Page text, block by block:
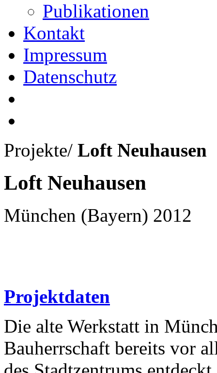
Publikationen
Kontakt
Impressum
Datenschutz
Projekte/ Loft Neuhausen
Loft Neuhausen
München (Bayern) 2012
Projektdaten
Die alte Werkstatt in
Bauherrschaft bereits vor